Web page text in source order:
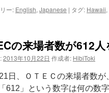
ー: English, Japanese | タグ: Hawaii,
の来場者数が612人
2013年10月22日 作成者: HibiToki
日、ＯＴＥＣの来場者数
612」という数字は何の数